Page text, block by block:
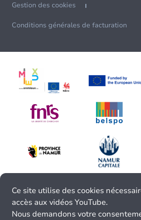
Gestion des cookies
Conditions générales de facturation
Ce site utilise des cookies
accès aux vidéos YouTube.
Nous demandons votre